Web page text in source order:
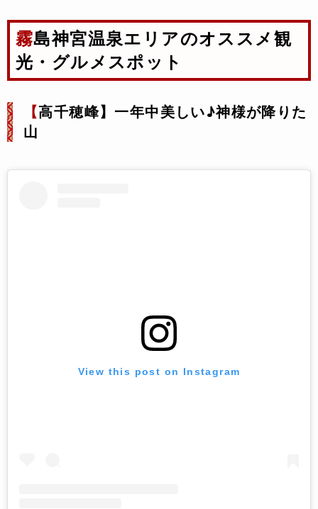
霧島神宮温泉エリアのオススメ観
光・グルメスポット
【高千穂峰】一年中美しい♪神様が降りた
山
View this post on Instagram